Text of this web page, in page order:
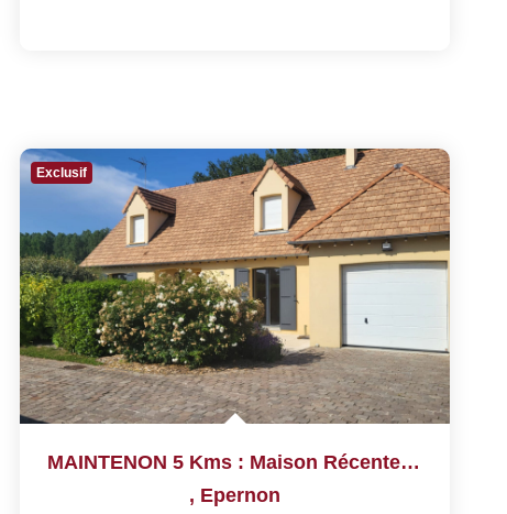
Exclusif
MAINTENON 5 Kms : Maison Récente De 2008 De 143 M² Sur 1...
, Epernon